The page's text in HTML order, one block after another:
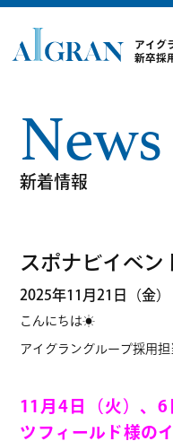
アイグ
新卒採
News
新着情報
スポナビイベン
2025年11月21日（金）
こんにちは☀️
アイグラングループ採用担
11月4日（火）、6
ツフィールド様の